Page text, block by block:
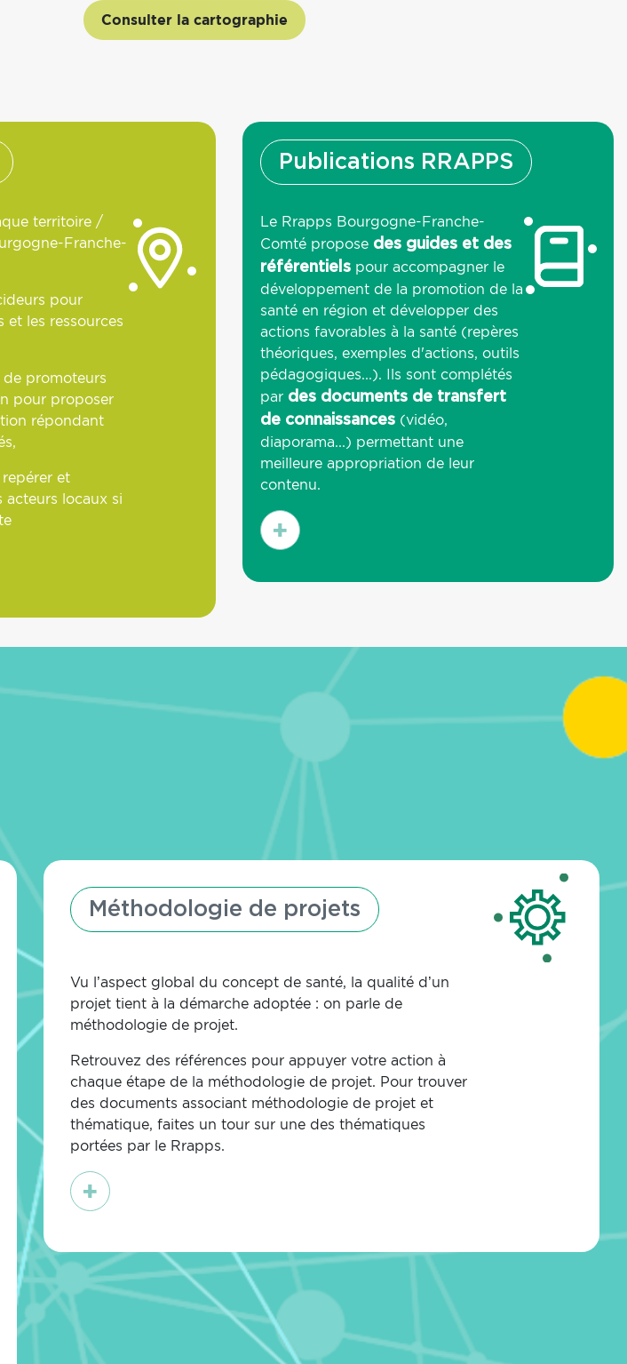
Consulter la cartographie
territoire /
Franche-
pour
et les ressources
promoteurs
pour proposer
répondant
et
acteurs locaux si
Publications RRAPPS
Le Rrapps Bourgogne-Franche-
Comté propose des guides et des
référentielspour accompagner le
développement de la promotion de la
santé en région et développer des
actions favorables à la santé (repères
théoriques, exemples d'actions, outils
pédagogiques...). Ils sont complétés
par des documents de transfert
de connaissances(vidéo,
diaporama...) permettant une
meilleure appropriation de leur
contenu.
En
savoir
Méthodologie de projets
Vu l’aspect global du concept de santé, la qualité d’un
projet tient à la démarche adoptée : on parle de
méthodologie de projet.
Retrouvez des références pour appuyer votre action à
chaque étape de la méthodologie de projet. Pour trouver
des documents associant méthodologie de projet et
thématique, faites un tour sur une des thématiques
portées par le Rrapps.
En
savoir